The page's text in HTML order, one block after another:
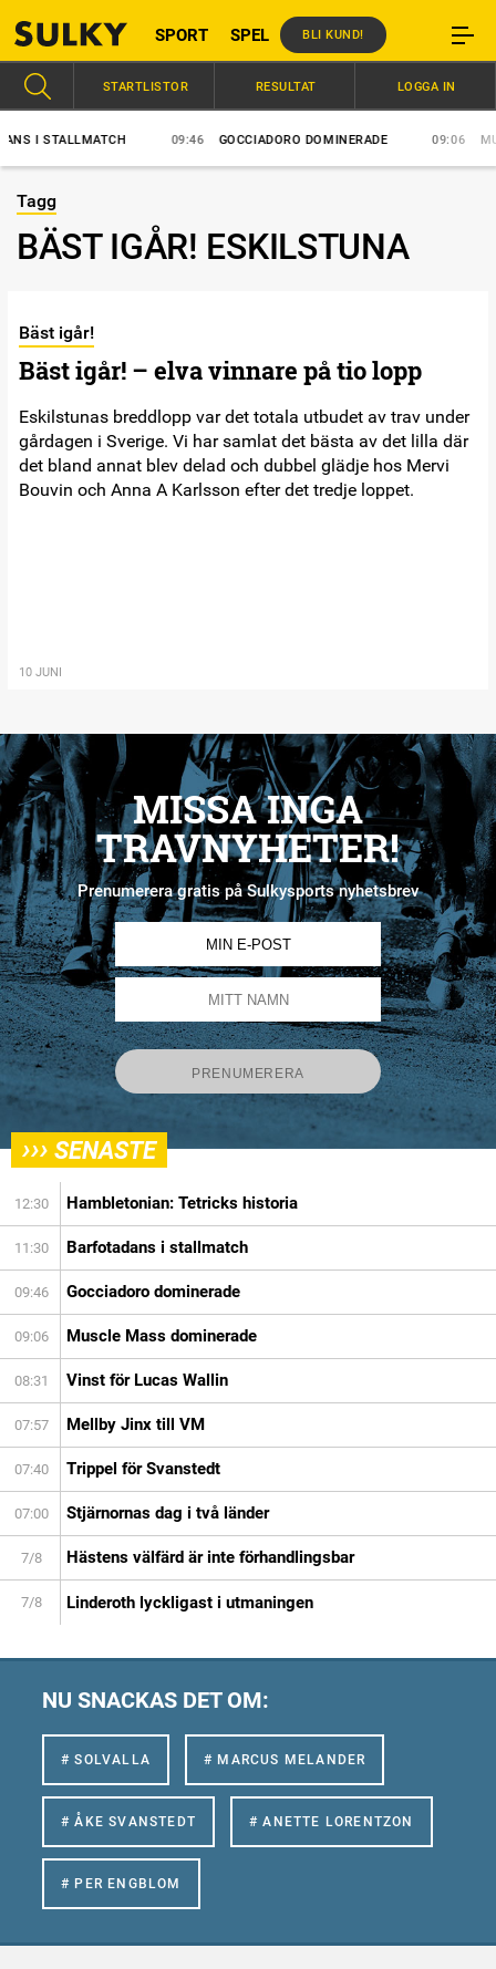
SPORT SPEL BLI KUND!
I STALLMATCH 09:46 GOCCIADORO DOMINERADE 09:06
STARTLISTOR RESULTAT LOGGA IN
Tagg
BÄST IGÅR! ESKILSTUNA
Bäst igår!
Bäst igår! – elva vinnare på tio lopp
Eskilstunas breddlopp var det totala utbudet av trav under
gårdagen i Sverige. Vi har samlat det bästa av det lilla där
det bland annat blev delad och dubbel glädje hos Mervi
Bouvin och Anna A Karlsson efter det tredje loppet.
10 JUNI
MISSA INGA
TRAVNYHETER!
Prenumerera gratis på Sulkysports nyhetsbrev
››› SENASTE
12:30 Hambletonian: Tetricks historia
11:30 Barfotadans i stallmatch
09:46 Gocciadoro dominerade
09:06 Muscle Mass dominerade
08:31 Vinst för Lucas Wallin
07:57 Mellby Jinx till VM
07:40 Trippel för Svanstedt
07:00 Stjärnornas dag i två länder
7/8 Hästens välfärd är inte förhandlingsbar
7/8 Linderoth lyckligast i utmaningen
NU SNACKAS DET OM:
# SOLVALLA # MARCUS MELANDER
# ÅKE SVANSTEDT # ANETTE LORENTZON
# PER ENGBLOM